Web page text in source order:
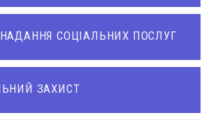
СОЦІАЛЬНИХ ПОСЛУГ
ЗАХИСТ